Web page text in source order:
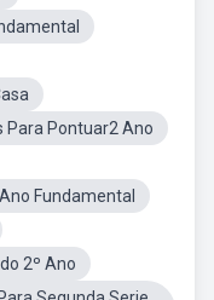
Para Pontuar2 Ano
Fundamental
2º Ano